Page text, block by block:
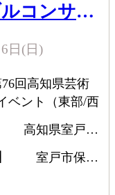
コンサー
日(日)
回高知県芸術
ベント（東部/西
Team幽弦による
ンブルコンサー
ェロで奏でられ
高知県室戸市
室戸市保健